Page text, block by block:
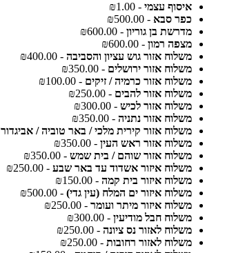
איסוף עצמי - ₪1.00
כפר סבא - ₪500.00
מדרשת בן גוריון - ₪600.00
מצפה רמון - ₪600.00
משלוח אזור גוש עציון והסביבה - ₪400.00
משלוח אזור ירושלים - ₪350.00
משלוח אזור כרמיה / זיקים - ₪100.00
משלוח אזור להבים - ₪250.00
משלוח אזור לכיש - ₪300.00
משלוח אזור נתניה - ₪350.00
משלוח אזור קירית מלכי / באר טוביה / אביגדור
משלוח אזור ראש העין - ₪350.00
משלוח אזור שוהם / בית שמש - ₪350.00
משלוח איזור אשדוד עד באר שבע - ₪250.00
משלוח איזור בית קמה - ₪150.00
משלוח איזור ים המלח (עין גדי) - ₪500.00
משלוח איזור מיתר ועומר - ₪250.00
משלוח חבל מודיעין - ₪300.00
משלוח לאזור נס ציונה - ₪250.00
משלוח לאזור רחובות - ₪250.00